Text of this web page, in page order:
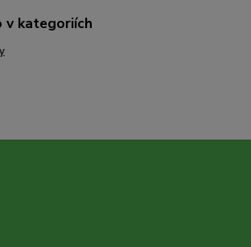
v kategoriích